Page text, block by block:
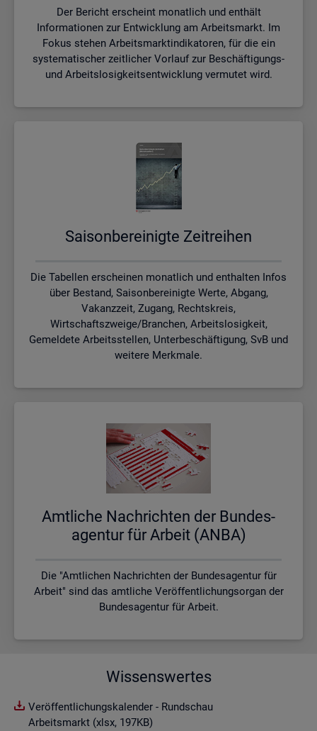
Der Bericht erscheint monatlich und enthält
Informationen zur Entwicklung am Arbeitsmarkt. Im
Fokus stehen Arbeitsmarktindikatoren, für die ein
systematischer zeitlicher Vorlauf zur Beschäftigungs-
und Arbeitslosigkeitsentwicklung vermutet wird.
Sai­son­be­rei­nig­te Zeit­rei­hen
Die Tabellen erscheinen monatlich und enthalten Infos
über Bestand, Saisonbereinigte Werte, Abgang,
Vakanzzeit, Zugang, Rechtskreis,
Wirtschaftszweige/Branchen, Arbeitslosigkeit,
Gemeldete Arbeitsstellen, Unterbeschäftigung, SvB und
weitere Merkmale.
Amt­li­che Nach­rich­ten der Bun­des­
agen­tur für Ar­beit (ANBA)
Die "Amtlichen Nachrichten der Bundesagentur für
Arbeit" sind das amtliche Veröffentlichungsorgan der
Bundesagentur für Arbeit.
Wissenswertes
Veröffentlichungskalender - Rundschau
Arbeitsmarkt (xlsx, 197KB)